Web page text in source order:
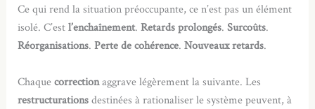
Ce qui rend la situation préoccupante, ce n’est pas un élément
isolé. C’estl’enchaînement.Retards prolongés.Surcoûts.
Réorganisations.Perte de cohérence.Nouveaux retards.
Chaquecorrectionaggrave légèrement la suivante. Les
restructurationsdestinées à rationaliser le système peuvent, à